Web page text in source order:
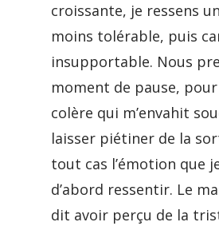
croissante, je ressens
moins tolérable, puis
insupportable. Nous
moment de pause,
colère qui m’envahit
laisser piétiner de la
tout cas l’émotion que
d’abord ressentir. Le
dit avoir perçu de la